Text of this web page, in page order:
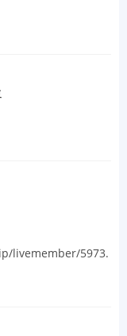
livemember/5973.